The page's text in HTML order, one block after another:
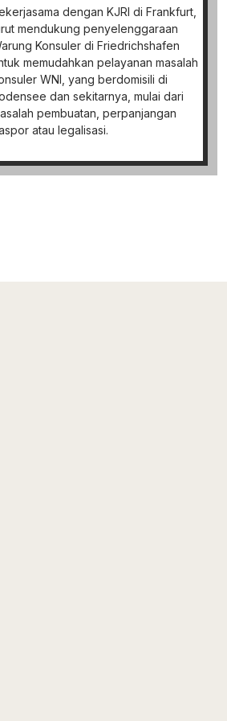
dengan KJRI di Frankfurt,
mendukung penyelenggaraan
Konsuler di Friedrichshafen
memudahkan pelayanan masalah
WNI, yang berdomisili di
dan sekitarnya, mulai dari
pembuatan, perpanjangan
atau legalisasi.